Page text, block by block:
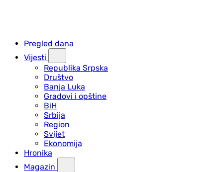
Pregled dana
Vijesti
Republika Srpska
Društvo
Banja Luka
Gradovi i opštine
BiH
Srbija
Region
Svijet
Ekonomija
Hronika
Magazin